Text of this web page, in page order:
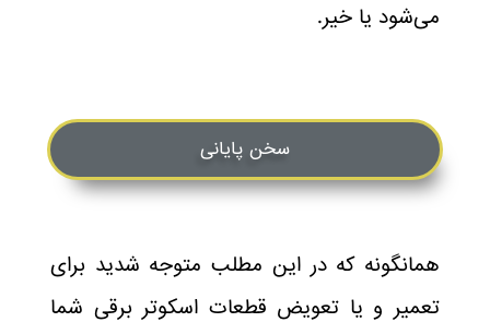
می‌شود یا خیر.
سخن پایانی
همانگونه که در این مطلب متوجه شدید برای
تعمیر و یا تعویض قطعات اسکوتر برقی شما